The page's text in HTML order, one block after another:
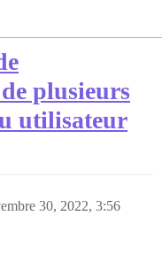
plusieurs
utilisateur
30, 2022, 3:56